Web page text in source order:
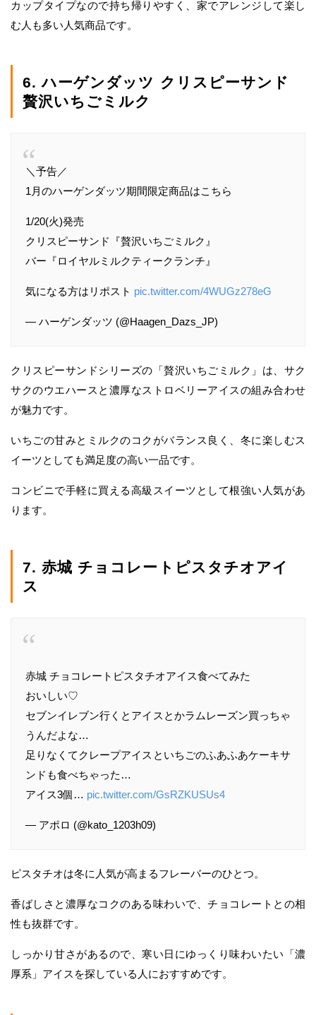
カップタイプなので持ち帰りやすく、家でアレンジして楽し
む人も多い人気商品です。
6. ハーゲンダッツ クリスピーサンド
贅沢いちごミルク
＼予告／
1月のハーゲンダッツ期間限定商品はこちら
1/20(火)発売
クリスピーサンド『贅沢いちごミルク』
バー『ロイヤルミルクティークランチ』
気になる方はリポスト pic.twitter.com/4WUGz278eG
— ハーゲンダッツ (@Haagen_Dazs_JP)
クリスピーサンドシリーズの「贅沢いちごミルク」は、サク
サクのウエハースと濃厚なストロベリーアイスの組み合わせ
が魅力です。
いちごの甘みとミルクのコクがバランス良く、冬に楽しむス
イーツとしても満足度の高い一品です。
コンビニで手軽に買える高級スイーツとして根強い人気があ
ります。
7. 赤城 チョコレートピスタチオアイ
ス
赤城 チョコレートピスタチオアイス食べてみた
おいしい♡
セブンイレブン行くとアイスとかラムレーズン買っちゃ
うんだよな…
足りなくてクレープアイスといちごのふあふあケーキサ
ンドも食べちゃった…
アイス3個… pic.twitter.com/GsRZKUSUs4
— アポロ (@kato_1203h09)
ピスタチオは冬に人気が高まるフレーバーのひとつ。
香ばしさと濃厚なコクのある味わいで、チョコレートとの相
性も抜群です。
しっかり甘さがあるので、寒い日にゆっくり味わいたい「濃
厚系」アイスを探している人におすすめです。